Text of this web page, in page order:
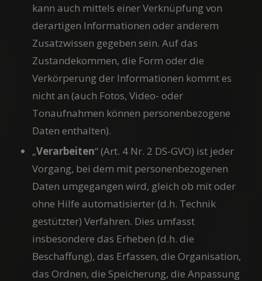
kann auch mittels einer Verknüpfung von
derartigen Informationen oder anderem
Zusatzwissen gegeben sein. Auf das
Zustandekommen, die Form oder die
Verkörperung der Informationen kommt es
nicht an (auch Fotos, Video- oder
Tonaufnahmen können personenbezogene
Daten enthalten).
„Verarbeiten“ (Art. 4 Nr. 2 DS-GVO) ist jeder
Vorgang, bei dem mit personenbezogenen
Daten umgegangen wird, gleich ob mit oder
ohne Hilfe automatisierter (d.h. Technik
gestützter) Verfahren. Dies umfasst
insbesondere das Erheben (d.h. die
Beschaffung), das Erfassen, die Organisation,
das Ordnen, die Speicherung, die Anpassung